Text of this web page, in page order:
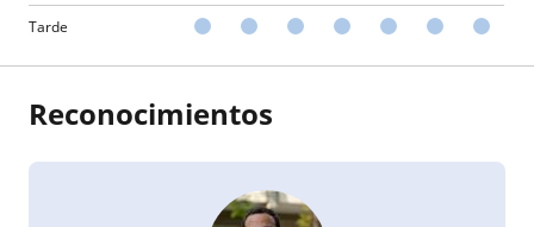
Tarde
Reconocimientos